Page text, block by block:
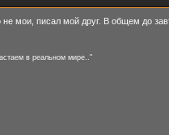
мои, писал мой друг. В общем до
в реальном мире.."